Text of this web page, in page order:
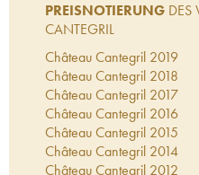
berühmter Önologe
Daëne, war vor seinem
Cantegril betraut.
PREISNOTIERUNG DES
CANTEGRIL
Château Cantegril 2019
Château Cantegril 2018
Château Cantegril 2017
Château Cantegril 2016
Château Cantegril 2015
Château Cantegril 2014
Château Cantegril 2012